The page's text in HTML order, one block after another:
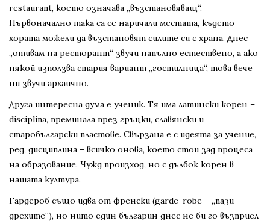
restaurant, което означава „възстановяващ“.
Първоначално така са се наричали местата, където
хората можели да възстановят силите си с храна. Днес
„отивам на ресторант“ звучи напълно естествено, а ако
някой използва стария вариант „гостилница“, това вече
ни звучи архаично.
Друга интересна дума е ученик. Тя има латински корен –
disciplina, преминала през гръцки, славянски и
старобългарски пластове. Свързана е с идеята за учение,
ред, дисциплина – всичко онова, което стои зад процеса
на образование. Чужд произход, но с дълбок корен в
нашата култура.
Гардероб също идва от френски (garde-robe – „пази
дрехите“), но нито един българин днес не би го възприел